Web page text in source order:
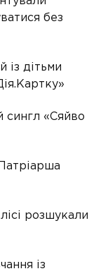
без
із дітьми
сингл «Сяйво
розшукали
із